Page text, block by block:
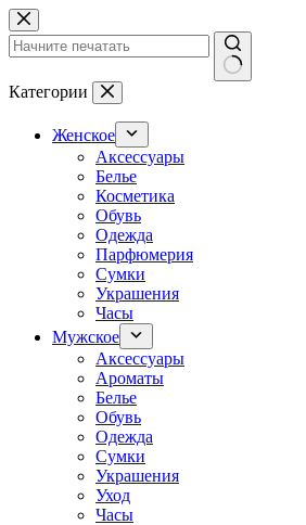
Перейти
к
сути
Ничего
найдено
Категории
Женское
Аксессуары
Белье
Косметика
Обувь
Одежда
Парфюмерия
Сумки
Украшения
Часы
Мужское
Аксессуары
Ароматы
Белье
Обувь
Одежда
Сумки
Украшения
Уход
Часы